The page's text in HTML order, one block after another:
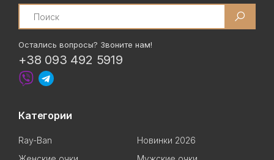
Search
Остались вопросы? Звоните нам!
+38 093 492 5919
Категории
Ray-Ban
Новинки 2026